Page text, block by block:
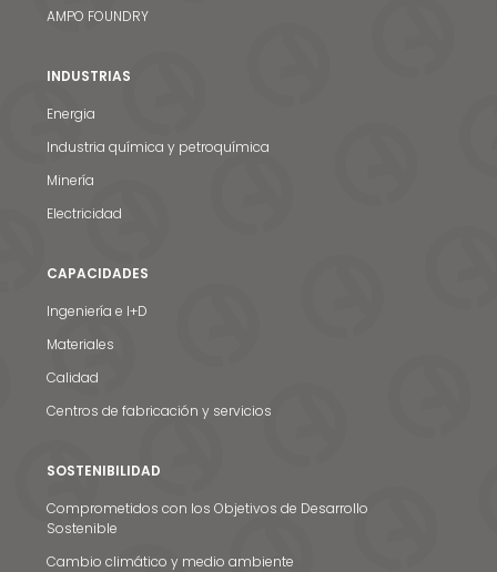
AMPO FOUNDRY
INDUSTRIAS
Energia
Industria química y petroquímica
Minería
Electricidad
CAPACIDADES
Ingeniería e I+D
Materiales
Calidad
Centros de fabricación y servicios
SOSTENIBILIDAD
Comprometidos con los Objetivos de Desarrollo
Sostenible
Cambio climático y medio ambiente